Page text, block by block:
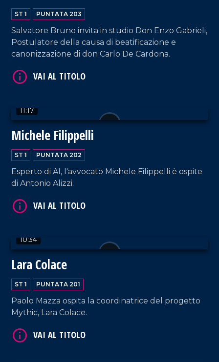
ST 1 PUNTATA 203
Salvatore Bruno invita in studio Don Enzo Gabrieli,
Postulatore della causa di beatificazione e
canonizzazione di don Carlo De Cardona.
11:17
Michele Filippelli
ST 1 PUNTATA 202
Esperto di AI, l'avvocato Michele Filippelli è ospite
di Antonio Alizzi.
10:34
Lara Colace
ST 1 PUNTATA 201
Paolo Mazza ospita la coordinatrice del progetto
Mythic, Lara Colace.
VAI AL TITOLO
VAI AL TITOLO
VAI AL TITOLO